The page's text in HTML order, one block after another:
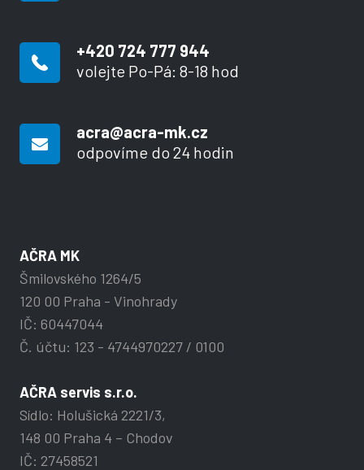
+420 724 777 944
volejte Po-Pá: 8-18 hod
acra@acra-mk.cz
odpovíme do 24 hodin
AČRA MK
Šmilovského 1264/5
120 00 Praha - Vinohrady
IČ: 60447044
Č. účtu: 123 - 4744970227 / 0100
AČRA servis s.r.o.
Sídlo: Holušická 2221/3,
148 00 Praha 4 – Chodov
IČ: 27458521